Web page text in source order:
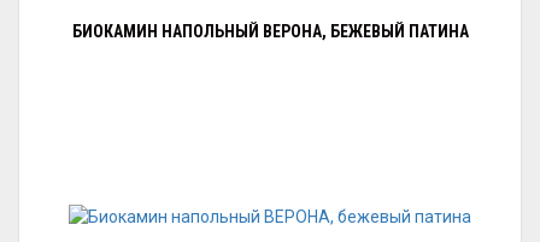
БИОКАМИН НАПОЛЬНЫЙ ВЕРОНА, БЕЖЕВЫЙ ПАТИНА